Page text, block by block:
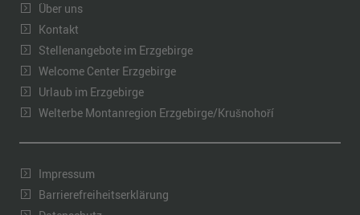
Über uns
Kontakt
Stellenangebote im Erzgebirge
Welcome Center Erzgebirge
Urlaub im Erzgebirge
Welterbe Montanregion Erzgebirge/Krušnohoří
Impressum
Barrierefreiheitserklärung